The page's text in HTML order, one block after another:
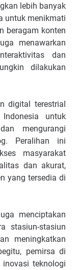
lebih banyak
untuk menikmati
beragam konten
menawarkan
dan
dilakukan
digital terestrial
untuk
mengurangi
Peralihan ini
masyarakat
dan akurat,
yang tersedia di
menciptakan
stasiun-stasiun
meningkatkan
pemirsa di
teknologi